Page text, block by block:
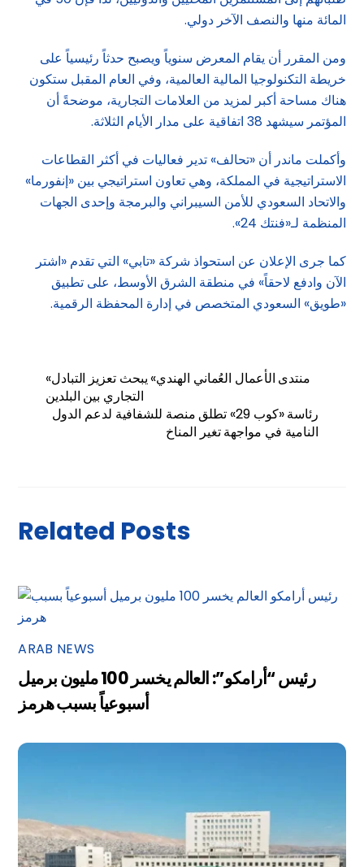
المائة منها والنصف الآخر دولي.
ومن المقرر أن يقام المعرض سنوياً ويصبح حدثاً رئيسياً على
خريطة التكنولوجيا المالية العالمية، وفي العام المقبل ستكون
هناك مساحة أكبر لمزيد من العلامات التجارية، موضحةً أن
المؤتمر سيشهد 38 اتفاقية على مدار الأيام الثلاثة.
وأكملت ماندر أن «تحالف» تدير فعاليات في أكثر القطاعات
الاستراتيجية في المملكة، وهي تعاون استراتيجي بين «إنفورما»
والاتحاد السعودي للأمن السيبراني والبرمجة وإحدى الجهات
المنظمة لـ«فنتك 24».
كما جرى الإعلان عن استحواذ شركة «تابي» التي تقدم «اشتر
الآن وادفع لاحقاً» في منطقة الشرق الأوسط، على تطبيق
«طويق» السعودي المتخصص في إدارة المحفظة الرقمية.
«منتدى الأعمال العُماني الهندي» يبحث تعزيز التبادل
التجاري بين البلدين
رئاسة «كوب 29» تطلق منصة للشفافية لدعم الدول
النامية في مواجهة تغير المناخ
Related Posts
ARAB NEWS
رئيس “أرامكو”: العالم يخسر 100 مليون برميل
أسبوعياً بسبب هرمز